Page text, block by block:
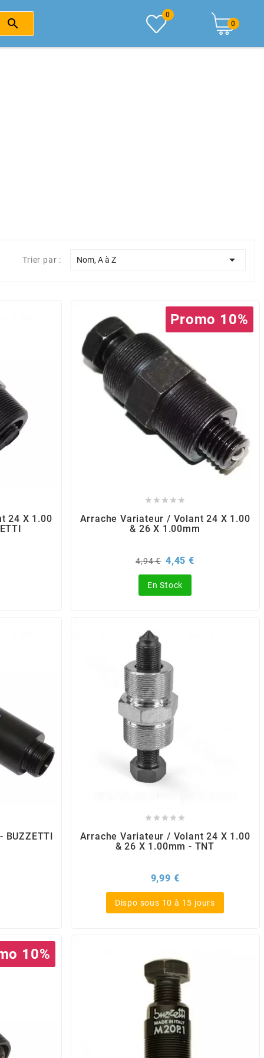

0
0
Trier par : Nom, A à Z 
24 X 1.00
Promo 10%
    
Arrache Variateur / Volant 24 X 1.00
& 26 X 1.00mm
Prix
base
4,94 € 4,45 €Prix
En Stock
BUZZETTI
    
Arrache Variateur / Volant 24 X 1.00
& 26 X 1.00mm - TNT
9,99 €Prix
Dispo sous 10 à 15 jours
10%